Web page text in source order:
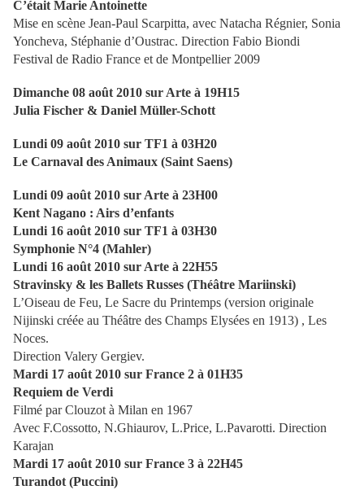
C’était Marie Antoinette
Mise en scène Jean-Paul Scarpitta, avec Natacha Régnier, Sonia
Yoncheva, Stéphanie d’Oustrac. Direction Fabio Biondi
Festival de Radio France et de Montpellier 2009
Dimanche 08 août 2010 sur Arte à 19H15
Julia Fischer & Daniel Müller-Schott
Lundi 09 août 2010 sur TF1 à 03H20
Le Carnaval des Animaux (Saint Saens)
Lundi 09 août 2010 sur Arte à 23H00
Kent Nagano : Airs d’enfants
Lundi 16 août 2010 sur TF1 à 03H30
Symphonie N°4 (Mahler)
Lundi 16 août 2010 sur Arte à 22H55
Stravinsky & les Ballets Russes (Théâtre Mariinski)
L’Oiseau de Feu, Le Sacre du Printemps (version originale
Nijinski créée au Théâtre des Champs Elysées en 1913) , Les
Noces.
Direction Valery Gergiev.
Mardi 17 août 2010 sur France 2 à 01H35
Requiem de Verdi
Filmé par Clouzot à Milan en 1967
Avec F.Cossotto, N.Ghiaurov, L.Price, L.Pavarotti. Direction
Karajan
Mardi 17 août 2010 sur France 3 à 22H45
Turandot (Puccini)